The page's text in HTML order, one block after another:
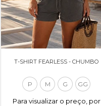
T-SHIRT FEARLESS - CHUMBO
P M G GG
Para visualizar o preço, por